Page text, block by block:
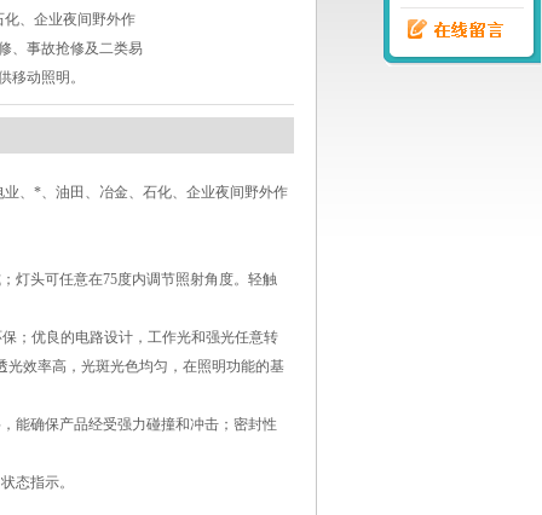
、企业夜间野外作
、事故抢修及二类易
移动照明。
、*、油田、冶金、石化、企业夜间野外作
灯头可任意在75度内调节照射角度。轻触
；优良的电路设计，工作光和强光任意转
效率高，光斑光色均匀，在照明功能的基
能确保产品经受强力碰撞和冲击；密封性
态指示。